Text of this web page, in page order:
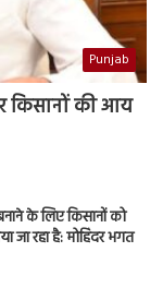
Punjab
किसानों की आय
के लिए किसानों को
जा रहा है: मोहिंदर भगत